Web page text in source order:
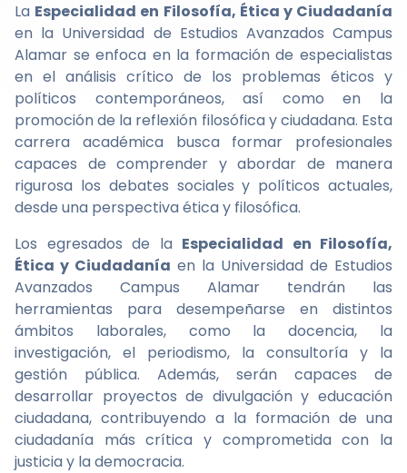
La Especialidad en Filosofía, Ética y Ciudadanía
en la Universidad de Estudios Avanzados Campus
Alamar se enfoca en la formación de especialistas
en el análisis crítico de los problemas éticos y
políticos contemporáneos, así como en la
promoción de la reflexión filosófica y ciudadana. Esta
carrera académica busca formar profesionales
capaces de comprender y abordar de manera
rigurosa los debates sociales y políticos actuales,
desde una perspectiva ética y filosófica.
Los egresados de la Especialidad en Filosofía,
Ética y Ciudadanía en la Universidad de Estudios
Avanzados Campus Alamar tendrán las
herramientas para desempeñarse en distintos
ámbitos laborales, como la docencia, la
investigación, el periodismo, la consultoría y la
gestión pública. Además, serán capaces de
desarrollar proyectos de divulgación y educación
ciudadana, contribuyendo a la formación de una
ciudadanía más crítica y comprometida con la
justicia y la democracia.